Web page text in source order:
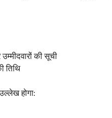
की सूची
तिथि
होगा: